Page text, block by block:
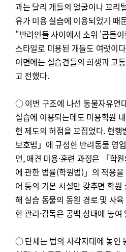
과는 달리 개들의 얼굴이나 꼬리
유가 미용 실습에 이용되었기 때
"반려인들 사이에서 소위 '곰돌
스타일로 미용된 개들도 여럿이
이면에는 실습견들의 희생과 고
고 전했다.
○ 이번 구조에 나선 동물자유연
실습에 이용되는데도 미용학원
현 제도의 허점을 꼬집었다. 현
보호법」에 규정한 반려동물 영
면, 애견 미용·훈련 과정은 「학
에 관한 법률(학원법)」의 적용
어 등의 기본 시설만 갖추면 학원
해 실습 동물의 동원 경로 및 사
한 관리·감독은 공백 상태에 놓여
○ 단체는 법의 사각지대에 놓인